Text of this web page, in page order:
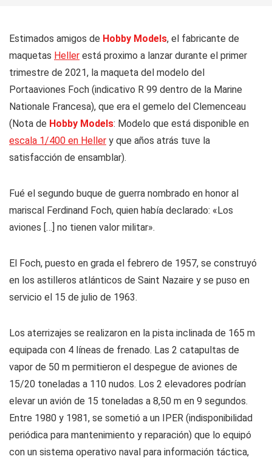
Estimados amigos de Hobby Models, el fabricante de
maquetas Heller está proximo a lanzar durante el primer
trimestre de 2021, la maqueta del modelo del
Portaaviones Foch (indicativo R 99 dentro de la Marine
Nationale Francesa), que era el gemelo del Clemenceau
(Nota de Hobby Models: Modelo que está disponible en
escala 1/400 en Heller y que años atrás tuve la
satisfacción de ensamblar).
Fué el segundo buque de guerra nombrado en honor al
mariscal Ferdinand Foch, quien había declarado: «Los
aviones […] no tienen valor militar».
El Foch, puesto en grada el febrero de 1957, se construyó
en los astilleros atlánticos de Saint Nazaire y se puso en
servicio el 15 de julio de 1963.
Los aterrizajes se realizaron en la pista inclinada de 165 m
equipada con 4 líneas de frenado. Las 2 catapultas de
vapor de 50 m permitieron el despegue de aviones de
15/20 toneladas a 110 nudos. Los 2 elevadores podrían
elevar un avión de 15 toneladas a 8,50 m en 9 segundos.
Entre 1980 y 1981, se sometió a un IPER (indisponibilidad
periódica para mantenimiento y reparación) que lo equipó
con un sistema operativo naval para información táctica,